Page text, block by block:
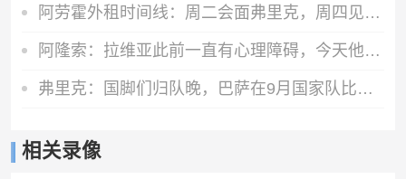
阿劳霍外租时间线：周二会面弗里克，周四见利物浦，周五晚间敲定
阿隆索：拉维亚此前一直有心理障碍，今天他很累但发自内心地开心
弗里克：国脚们归队晚，巴萨在9月国家队比赛日前都无法达到100%
相关录像